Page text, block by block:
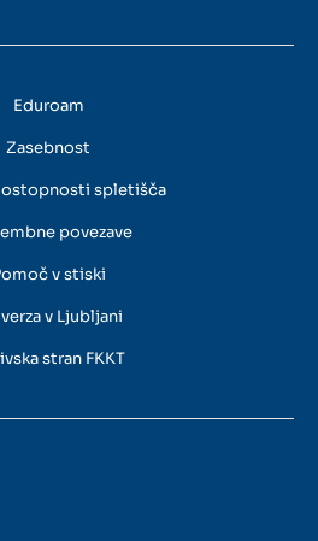
Eduroam
Zasebnost
spletišča
povezave
v stiski
v Ljubljani
stran FKKT